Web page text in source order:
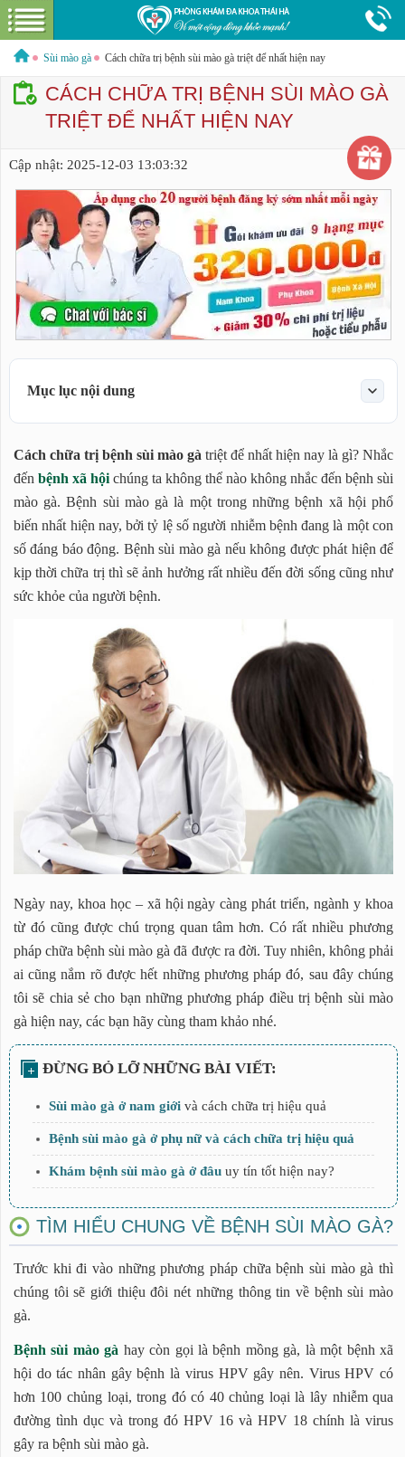
0379544317Bác sĩ tư vấn miễn phí
GIỚI THIỆU
GÓI DỊCH VỤ
HƯỚNG DẪN VÀ CHI PHÍ
ĐẶT LỊCH HẸN KHÁM
LIÊN HỆ
NAM KHOA
BỆNH XÃ HỘI
Đi
ệ
n
t
h
o
ại
Sùi mào gà Cách chữa trị bệnh sùi mào gà triệt để nhất hiện nay
CÁCH CHỮA TRỊ BỆNH SÙI MÀO GÀ
TRIỆT ĐỂ NHẤT HIỆN NAY
Cập nhật: 2025-12-03 13:03:32
Mục lục nội dung
Cách chữa trị bệnh sùi mào gà hiệu quả
1. Cách điều trị bệnh sùi mào gà bằng thuốc
2. Điều trị bệnh sùi mào gà bằng phương pháp đốt
3. Điều trị bệnh sùi mào gà bằng tia laser
4. Chữa bệnh sùi mào gà theo phương pháp áp lạnh
động ALA - PDT
Cách chữa trị bệnh sùi mào gà triệt để nhất hiện nay là gì? Nhắc
đến bệnh xã hộichúng ta không thể nào không nhắc đến bệnh sùi
mào gà. Bệnh sùi mào gà là một trong những bệnh xã hội phổ
biến nhất hiện nay, bởi tỷ lệ số người nhiễm bệnh đang là một con
số đáng báo động. Bệnh sùi mào gà nếu không được phát hiện để
kịp thời chữa trị thì sẽ ảnh hưởng rất nhiều đến đời sống cũng như
sức khỏe của người bệnh.
Ngày nay, khoa học – xã hội ngày càng phát triển, ngành y khoa
từ đó cũng được chú trọng quan tâm hơn. Có rất nhiều phương
pháp chữa bệnh sùi mào gà đã được ra đời. Tuy nhiên, không phải
ai cũng nắm rõ được hết những phương pháp đó, sau đây chúng
tôi sẽ chia sẻ cho bạn những phương pháp điều trị bệnh sùi mào
gà hiện nay, các bạn hãy cùng tham khảo nhé.
Sùi mào gà ở nam giớivà cách chữa trị hiệu quả
Bệnh sùi mào gà ở phụ nữ và cách chữa trị hiệu quả
Khám bệnh sùi mào gà ở đâuuy tín tốt hiện nay?
TÌM HIỂU CHUNG VỀ BỆNH SÙI MÀO GÀ?
Trước khi đi vào những phương pháp chữa bệnh sùi mào gà thì
chúng tôi sẽ giới thiệu đôi nét những thông tin về bệnh sùi mào
gà.
Bệnh sùi mào gà hay còn gọi là bệnh mồng gà, là một bệnh xã
hội do tác nhân gây bệnh là virus HPV gây nên. Virus HPV có
hơn 100 chủng loại, trong đó có 40 chủng loại là lây nhiễm qua
đường tình dục và trong đó HPV 16 và HPV 18 chính là virus
gây ra bệnh sùi mào gà.